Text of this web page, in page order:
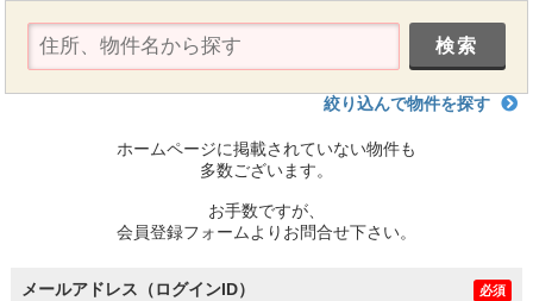
絞り込んで物件を探す
ホームページに掲載されていない物件も
多数ございます。
お手数ですが、
会員登録フォームよりお問合せ下さい。
メールアドレス（ログインID） 必須